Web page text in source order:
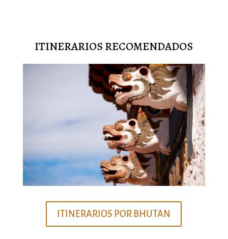
ITINERARIOS RECOMENDADOS
ITINERARIOS POR BHUTAN